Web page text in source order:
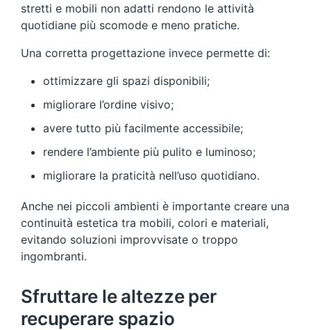
stretti e mobili non adatti rendono le attività
quotidiane più scomode e meno pratiche.
Una corretta progettazione invece permette di:
ottimizzare gli spazi disponibili;
migliorare l’ordine visivo;
avere tutto più facilmente accessibile;
rendere l’ambiente più pulito e luminoso;
migliorare la praticità nell’uso quotidiano.
Anche nei piccoli ambienti è importante creare una
continuità estetica tra mobili, colori e materiali,
evitando soluzioni improvvisate o troppo
ingombranti.
Sfruttare le altezze per
recuperare spazio